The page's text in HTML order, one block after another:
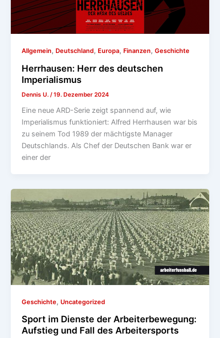
Allgemein, Deutschland, Europa, Finanzen,Geschichte
Herrhausen: Herr des deutschen
Imperialismus
Dennis U. /19. Dezember 2024
Eine neue ARD-Serie zeigt spannend auf, wie
Imperialismus funktioniert: Alfred Herrhausen war bis
zu seinem Tod 1989 der mächtigste Manager
Deutschlands. Als Chef der Deutschen Bank war er
einer der
Geschichte, Uncategorized
Sport im Dienste der Arbeiterbewegung:
Aufstieg und Fall des Arbeitersports